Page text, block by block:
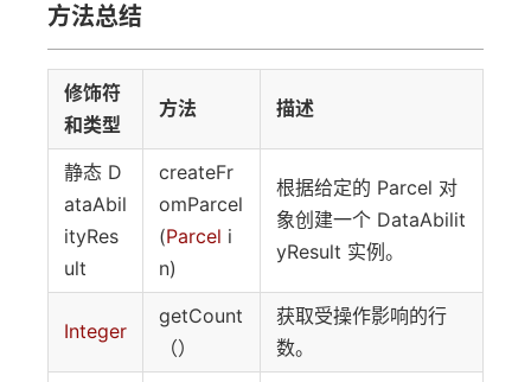
方法总结
修饰符
和类型
方法 描述
静态 D
ataAbil
ityRes
ult
createFr
omParcel
(Parcel i
n)
根据给定的 Parcel 对
象创建一个 DataAbilit
yResult 实例。
Integer
getCount
（）
获取受操作影响的行
数。